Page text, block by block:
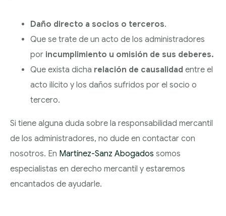
Daño directo a socios o terceros.
Que se trate de un acto de los administradores
por incumplimiento u omisión de sus deberes.
Que exista dicha relación de causalidad entre el
acto ilícito y los daños sufridos por el socio o
tercero.
Si tiene alguna duda sobre la responsabilidad mercantil
de los administradores, no dude en contactar con
nosotros. En Martínez-Sanz Abogados somos
especialistas en derecho mercantil y estaremos
encantados de ayudarle.